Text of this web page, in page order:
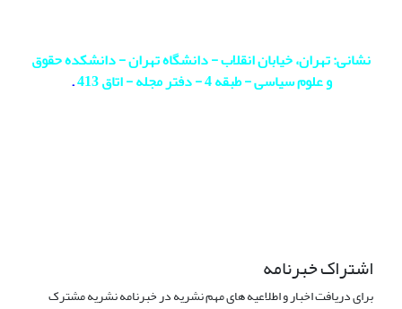
نشانی: تهران، خیابان انقلاب - دانشگاه تهران - دانشکده حقوق
و علوم سیاسی - طبقه 4 - دفتر مجله - اتاق 413
.
اشتراک خبرنامه
برای دریافت اخبار و اطلاعیه های مهم نشریه در خبرنامه نشریه مشترک